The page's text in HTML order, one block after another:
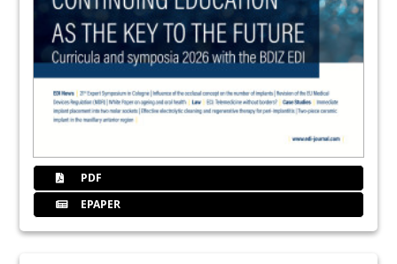
40Certification as an EDA Expert in
Implantology – Qualification
forexperienced implantologists
Anita Wuttke
Implantology Application for accreditation
Editors
42Dentists in German motion pictures – Part
PDF
EPAPER